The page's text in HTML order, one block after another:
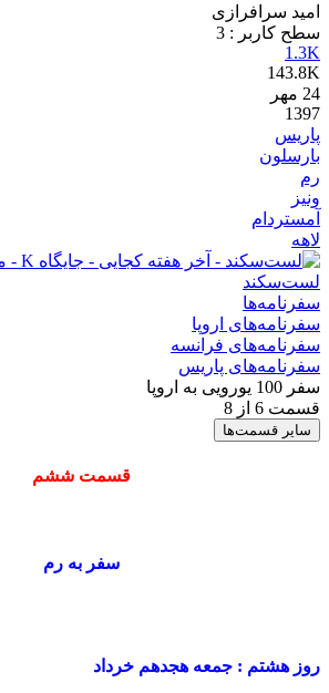
امید سرافرازی
سطح کاربر : 3
1.3K
143.8K
24 مهر
1397
پاریس
بارسلون
رم
ونیز
آمستردام
لاهه
لست‌سکند
سفرنامه‌ها
سفرنامه‌های اروپا
سفرنامه‌های فرانسه
سفرنامه‌های پاریس
سفر 100 یورویی به اروپا
قسمت 6 از 8
سایر قسمت‌ها
قسمت ششم
سفر به رم
روز هشتم : جمعه هجدهم خرداد